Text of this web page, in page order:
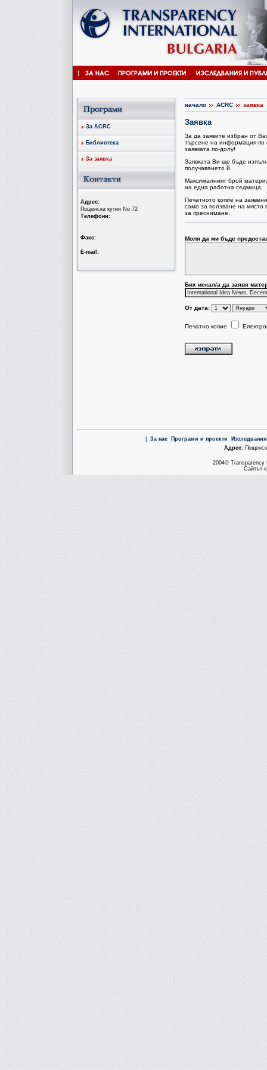
За ACRC
Библиотека
За заявка
Aдрес:
Пощенска кутия No 72
Tелефони:
Факс:
Е-mail:
начало ACRC заявка
Заявка
За да заявите избран от
търсене на информация по
заявката по-долу!
Заявката Ви ще бъде
получаването й.
Максималният брой
на една работна седмица.
Печатното копие на
само за ползване на място
за преснимане.
Моля да ми бъде
Бих искал/a да заявя
От дата:
Печатно копие
За нас Програми и проекти
Aдрес:
2004© Transparency
Сайтът